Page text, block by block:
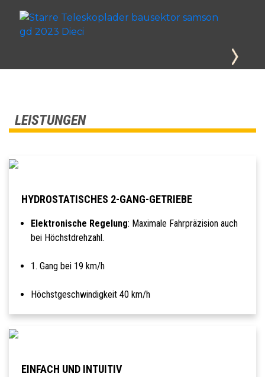
LEISTUNGEN
HYDROSTATISCHES 2-GANG-GETRIEBE
Elektronische Regelung: Maximale Fahrpräzision auch
bei Höchstdrehzahl.
1. Gang bei 19 km/h
Höchstgeschwindigkeit 40 km/h
EINFACH UND INTUITIV